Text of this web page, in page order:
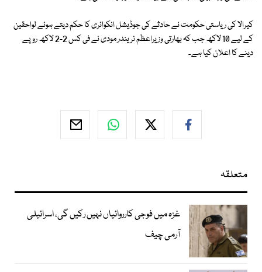
کیرالا کی ریاستی حکومت نے حادثے کی جوڈیشل انکوائری کا حکم دیتے ہوئے لواحقین
کے لیے 10 لاکھ جب کہ بھارتی وزیراعظم نریندر مودی نے فی کس 2-2 لاکھ روپے
دینے کا اعلان کیا ہے۔
متعلقہ
غزہ میں فوجی کارروائیاں نہیں رکیں گی، اسرائیلی
آرمی چیف